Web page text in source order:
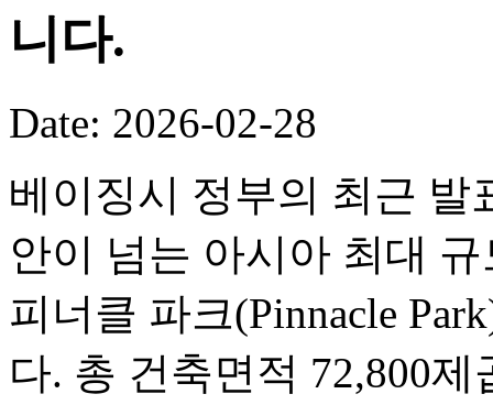
니다.
Date: 2026-02-28
베이징시 정부의 최근 발
안이 넘는 아시아 최대
피너클 파크(Pinnacle
다. 총 건축면적 72,800